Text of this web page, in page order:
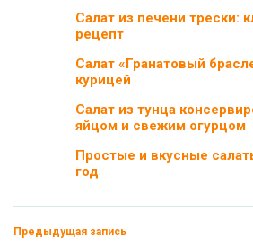
Салат из печени трески:
рецепт
Салат «Гранатовый
курицей
Салат из тунца
яйцом и свежим огурцом
Простые и вкусные
год
Предыдущая запись